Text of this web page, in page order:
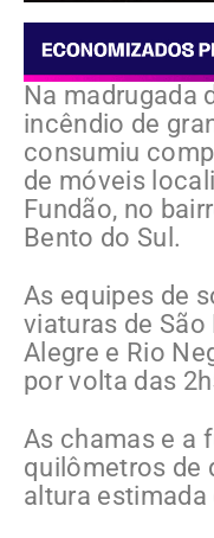
Na madrugada
incêndio de
consumiu
de móveis
Fundão, no
Bento do Sul.
As equipes de
viaturas de São
Alegre e Rio
por volta das
As chamas e a
quilômetros de
altura estimada